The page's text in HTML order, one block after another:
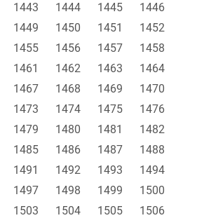
1443 1444 1445
1446
1449 1450 1451
1452
1455 1456 1457
1458
1461 1462 1463
1464
1467 1468 1469
1470
1473 1474 1475
1476
1479 1480 1481
1482
1485 1486 1487
1488
1491 1492 1493
1494
1497 1498 1499
1500
1503 1504 1505
1506